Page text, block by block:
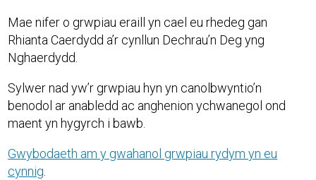
Mae nifer o grwpiau eraill yn cael eu rhedeg gan
Rhianta Caerdydd a’r cynllun Dechrau’n Deg yng
Nghaerdydd.
Sylwer nad yw’r grwpiau hyn yn canolbwyntio’n
benodol ar anabledd ac anghenion ychwanegol ond
maent yn hygyrch i bawb.
Gwybodaeth am y gwahanol grwpiau rydym yn eu
cynnig